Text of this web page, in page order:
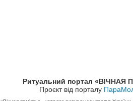
Ритуальний портал «ВІЧНАЯ
Проєкт від порталу